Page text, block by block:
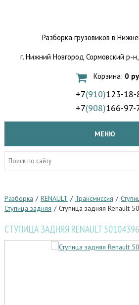
Разборка грузовиков в
г. Нижний Новгород Сормовский р-н,
Корзина: 0
+7(910)123-18-
+7(908)166-97-
МЕНЮ
Разборка / RENAULT / Трансмиссия /
Ступица задняя / Ступица задняя Renault
СТУПИЦА ЗАДНЯЯ RENAULT